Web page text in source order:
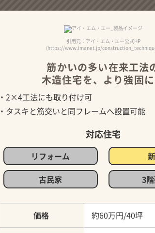
引用元：アイ・エム・エー公式HP
(https://www.imanet.jp/
筋かいの多い在来工法
木造住宅を、より強固に
・2×4工法にも取り付け可
・タスキと筋交いと同フレームへ設置可能
対応住宅
リフォーム
古民家
3
価格 約60万円/40坪